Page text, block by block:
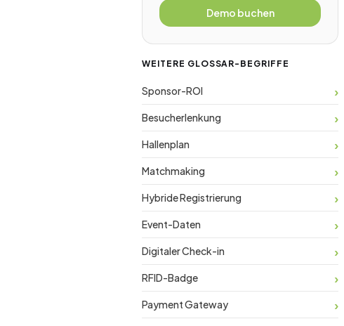
Demo buchen
WEITERE GLOSSAR-BEGRIFFE
Sponsor-ROI
Besucherlenkung
Hallenplan
Matchmaking
Hybride Registrierung
Event-Daten
Digitaler Check-in
RFID-Badge
Payment Gateway